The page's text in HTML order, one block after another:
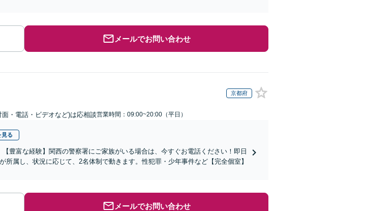
メールでお問い合わせ
京都府
面・電話・ビデオなど)は応相談営業時間：09:00~20:00（平日）
見る
【豊富な経験】関西の警察署にご家族がいる場合は、今すぐお電話ください！即日
所属し、状況に応じて、2名体制で動きます。性犯罪・少年事件など【完全個室】
メールでお問い合わせ